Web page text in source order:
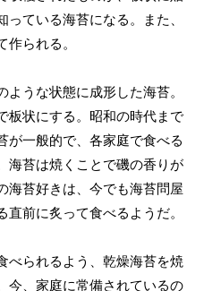
ている海苔になる。また、
られる。
ような状態に成形した海苔。
板状にする。昭和の時代まで
が一般的で、各家庭で食べる
海苔は焼くことで磯の香りが
海苔好きは、今でも海苔問屋
前に炙って食べるようだ。
べられるよう、乾燥海苔を焼
今、家庭に常備されているの